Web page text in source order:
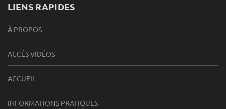
LIENS RAPIDES
À PROPOS
ACCÈS VIDÉOS
ACCUEIL
INFORMATIONS PRATIQUES